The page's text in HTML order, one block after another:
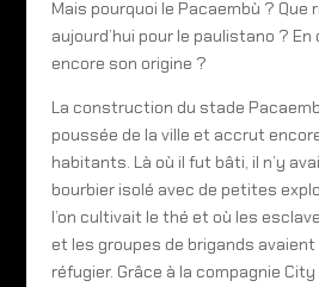
Mais pourquoi le Pacaembù ?
aujourd’hui pour le paulistano ?
encore son origine ?
La construction du stade
poussée de la ville et accrut
habitants. Là où il fut bâti, il n’y
bourbier isolé avec de petites
l’on cultivait le thé et où les
et les groupes de brigands avaient
réfugier. Grâce à la compagnie